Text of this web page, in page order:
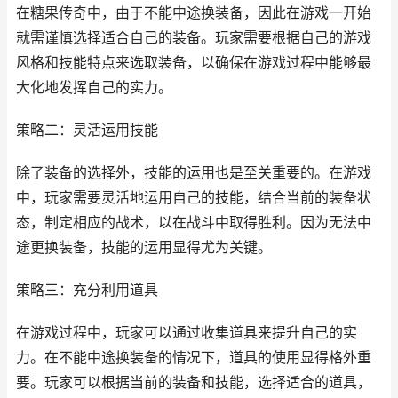
在糖果传奇中，由于不能中途换装备，因此在游戏一开始
就需谨慎选择适合自己的装备。玩家需要根据自己的游戏
风格和技能特点来选取装备，以确保在游戏过程中能够最
大化地发挥自己的实力。
策略二：灵活运用技能
除了装备的选择外，技能的运用也是至关重要的。在游戏
中，玩家需要灵活地运用自己的技能，结合当前的装备状
态，制定相应的战术，以在战斗中取得胜利。因为无法中
途更换装备，技能的运用显得尤为关键。
策略三：充分利用道具
在游戏过程中，玩家可以通过收集道具来提升自己的实
力。在不能中途换装备的情况下，道具的使用显得格外重
要。玩家可以根据当前的装备和技能，选择适合的道具，